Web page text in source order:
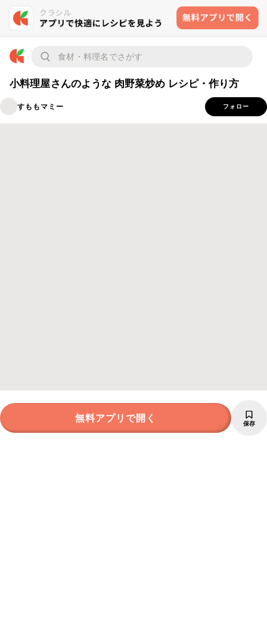
小料理屋さんのような 肉野菜炒め レシピ・作り方
すももマミー フォロー
無料アプリで開く 保存